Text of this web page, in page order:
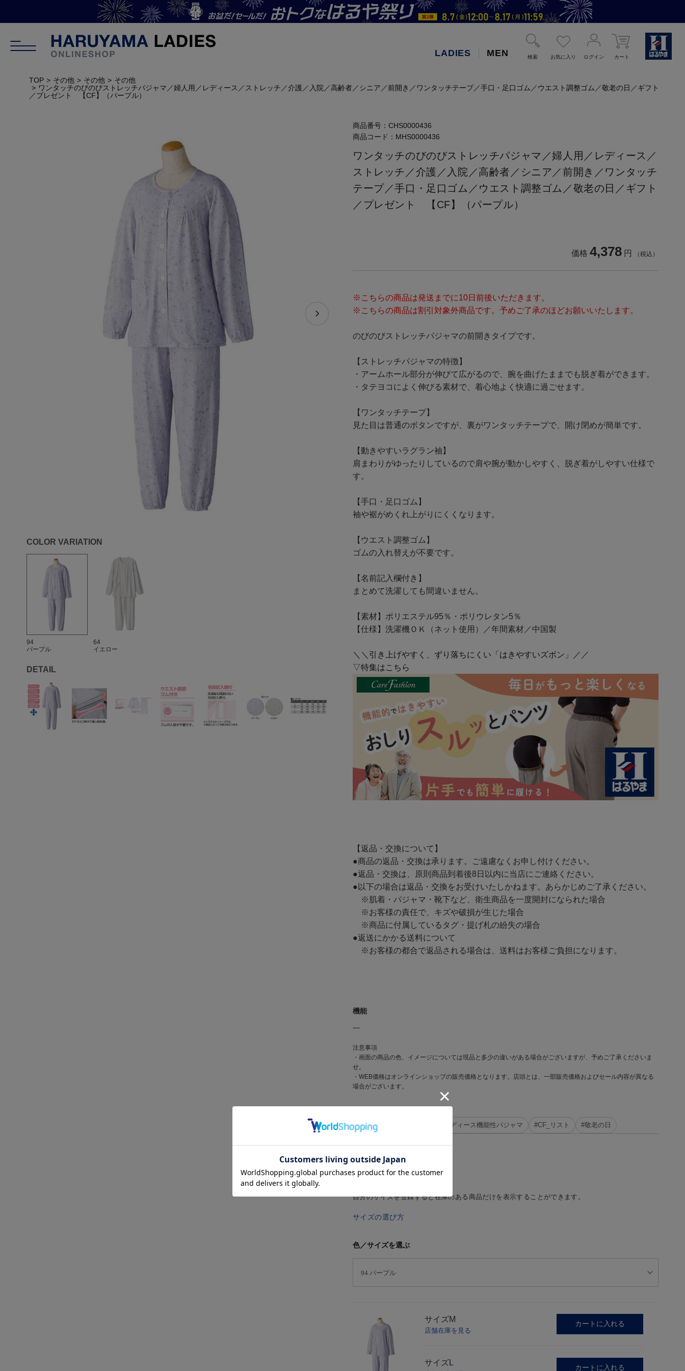
LADIES MEN 検索 お気に入り ログイン カート
TOP その他 その他
その他
ワンタッチのびのびストレッチパジャマ／婦人用／レディース／ストレッチ／介護／入院／高齢者／シニア／前開き／ワンタッチテープ／手口・足口ゴム／ウエスト調整ゴム／敬老の日／ギフト
／プレゼント 【CF】（パープル）
COLOR VARIATION
94
パープル
64
イエロー
DETAIL
商品番号： CHS0000436
商品コード： MHS0000436
ワンタッチのびのびストレッチパジャマ／婦人用／レディース／
ストレッチ／介護／入院／高齢者／シニア／前開き／ワンタッチ
テープ／手口・足口ゴム／ウエスト調整ゴム／敬老の日／ギフト
／プレゼント 【CF】（パープル）
価格 4,378 円 （税込）
※こちらの商品は発送までに10日前後いただきます。
※こちらの商品は割引対象外商品です。予めご了承のほどお願いいたします。
のびのびストレッチパジャマの前開きタイプです。
【ストレッチパジャマの特徴】
・アームホール部分が伸びて広がるので、腕を曲げたままでも脱ぎ着ができます。
・タテヨコによく伸びる素材で、着心地よく快適に過ごせます。
【ワンタッチテープ】
見た目は普通のボタンですが、裏がワンタッチテープで、開け閉めが簡単です。
【動きやすいラグラン袖】
肩まわりがゆったりしているので肩や腕が動かしやすく、脱ぎ着がしやすい仕様で
す。
【手口・足口ゴム】
袖や裾がめくれ上がりにくくなります。
【ウエスト調整ゴム】
ゴムの入れ替えが不要です。
【名前記入欄付き】
まとめて洗濯しても間違いません。
【素材】ポリエステル95％・ポリウレタン5％
【仕様】洗濯機ＯＫ（ネット使用）／年間素材／中国製
＼＼引き上げやすく、ずり落ちにくい「はきやすいズボン」／／
▽特集はこちら
【返品・交換について】
●商品の返品・交換は承ります。ご遠慮なくお申し付けください。
●返品・交換は、原則商品到着後8日以内に当店にご連絡ください。
●以下の場合は返品・交換をお受けいたしかねます。あらかじめご了承ください。
※肌着・パジャマ・靴下など、衛生商品を一度開封になられた場合
※お客様の責任で、キズや破損が生じた場合
※商品に付属しているタグ・提げ札の紛失の場合
●返送にかかる送料について
※お客様の都合で返品される場合は、送料はお客様ご負担になります。
機能
―
注意事項
・画面の商品の色、イメージについては現品と多少の違いがある場合がございますが、予めご了承くださいま
せ。
・WEB価格はオンラインショップの販売価格となります。店頭とは、一部販売価格およびセール内容が異なる
場合がございます。
#シニア_リスト
#シニア_レディース機能性パジャマ #CF_リスト #敬老の日
SIZE GUIDE
自分のサイズを登録すると在庫のある商品だけを表示することができます。
サイズの選び方
色／サイズを選ぶ
サイズM
店舗在庫を見る
カートに入れる
サイズ
カートに入れる